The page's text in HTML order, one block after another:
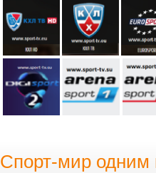
Спорт-мир одним